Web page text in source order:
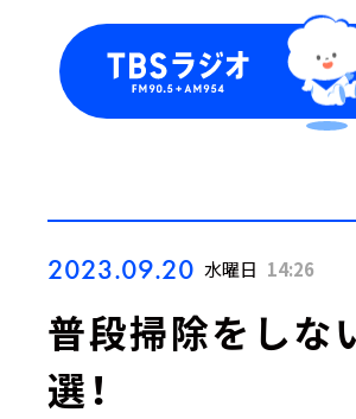
2023.09.20 水曜日 14:26
普段掃除をしな
選！